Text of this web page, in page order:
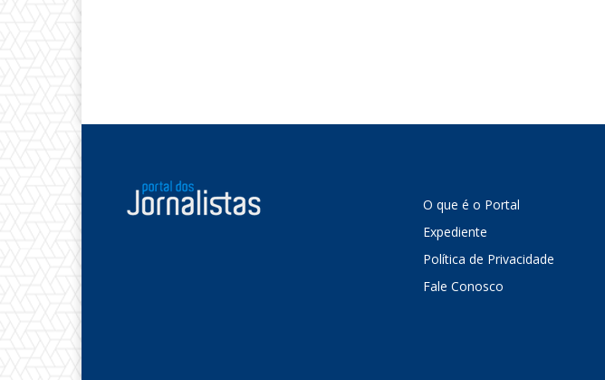
O que é o Portal
Expediente
Política de Privacidade
Fale Conosco